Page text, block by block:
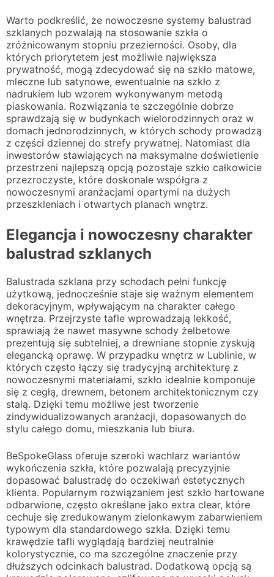
Warto podkreślić, że nowoczesne systemy balustrad
szklanych pozwalają na stosowanie szkła o
zróżnicowanym stopniu przezierności. Osoby, dla
których priorytetem jest możliwie największa
prywatność, mogą zdecydować się na szkło matowe,
mleczne lub satynowe, ewentualnie na szkło z
nadrukiem lub wzorem wykonywanym metodą
piaskowania. Rozwiązania te szczególnie dobrze
sprawdzają się w budynkach wielorodzinnych oraz w
domach jednorodzinnych, w których schody prowadzą
z części dziennej do strefy prywatnej. Natomiast dla
inwestorów stawiających na maksymalne doświetlenie
przestrzeni najlepszą opcją pozostaje szkło całkowicie
przezroczyste, które doskonale współgra z
nowoczesnymi aranżacjami opartymi na dużych
przeszkleniach i otwartych planach wnętrz.
Elegancja i nowoczesny charakter
balustrad szklanych
Balustrada szklana przy schodach pełni funkcję
użytkową, jednocześnie staje się ważnym elementem
dekoracyjnym, wpływającym na charakter całego
wnętrza. Przejrzyste tafle wprowadzają lekkość,
sprawiają że nawet masywne schody żelbetowe
prezentują się subtelniej, a drewniane stopnie zyskują
elegancką oprawę. W przypadku wnętrz w Lublinie, w
których często łączy się tradycyjną architekturę z
nowoczesnymi materiałami, szkło idealnie komponuje
się z cegłą, drewnem, betonem architektonicznym czy
stalą. Dzięki temu możliwe jest tworzenie
zindywidualizowanych aranżacji, dopasowanych do
stylu całego domu, mieszkania lub biura.
BeSpokeGlass oferuje szeroki wachlarz wariantów
wykończenia szkła, które pozwalają precyzyjnie
dopasować balustradę do oczekiwań estetycznych
klienta. Popularnym rozwiązaniem jest szkło hartowane
odbarwione, często określane jako extra clear, które
cechuje się zredukowanym zielonkawym zabarwieniem
typowym dla standardowego szkła. Dzięki temu
krawędzie tafli wyglądają bardziej neutralnie
kolorystycznie, co ma szczególne znaczenie przy
dłuższych odcinkach balustrad. Dodatkową opcją są